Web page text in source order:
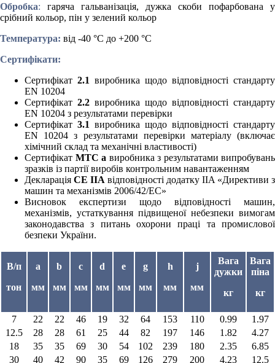
Обробка: гаряча гальванізація, дужка скоби пофарбована у
срібний кольор, пін у зелений кольор
Температура: від -40 °C до +200 °C
Сертифікати:
Сертифікат 2.1 виробника щодо відповідності стандарту
EN 10204
Сертифікат 2.2 виробника щодо відповідності стандарту
EN 10204 з результатами перевірки
Сертифікат 3.1 виробника щодо відповідності стандарту
EN 10204 з результатами перевірки матеріалу (включає
хімічний склад та механічні властивості)
Сертифікат MTC a виробника з результатами випробувань
зразків із партії виробів контрольним навантаженням
Декларація CE IIA відповідності додатку IIA «Директиви з
машин та механізмів 2006/42/EC»
Висновок експертизи щодо відповідності машин,
механізмів, устаткування підвищеної небезпеки вимогам
законодавства з питань охорони праці та промислової
безпеки України.
В/п
тон
a
мм
b
мм
c
мм
d
мм
e
мм
g
мм
h
мм
j
мм
Вага
дужки
кг
Вага
піна
кг
7 22 22 46 19 32 64 153 110 0.99
1.97
12.5
28 28 61 25 44 82 197 146 1.82
4.27
18
35 35 69 30 54 102 239 180 2.35
6.85
30
40 42 90 35 69 126 279 200 4.23 12.5